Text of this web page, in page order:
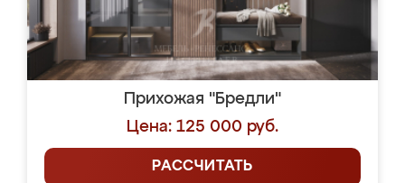
Прихожая "Бредли"
Цена: 125 000 руб.
РАССЧИТАТЬ